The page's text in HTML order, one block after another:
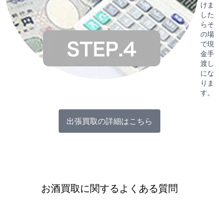
けま
した
らそ
の場
で現
金手
渡し
にな
りま
す。
出張買取の詳細はこちら
お酒買取に関するよくある質問